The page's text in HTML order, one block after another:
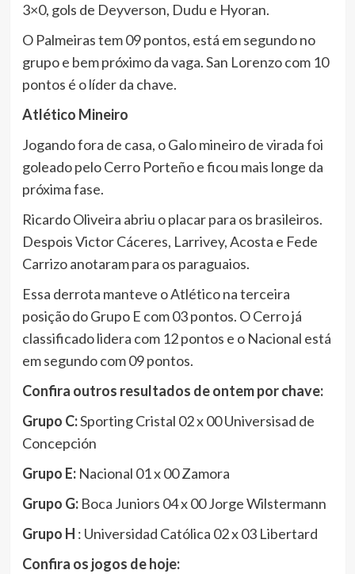
3×0, gols de Deyverson, Dudu e Hyoran.
O Palmeiras tem 09 pontos, está em segundo no
grupo e bem próximo da vaga. San Lorenzo com 10
pontos é o líder da chave.
Atlético Mineiro
Jogando fora de casa, o Galo mineiro de virada foi
goleado pelo Cerro Porteño e ficou mais longe da
próxima fase.
Ricardo Oliveira abriu o placar para os brasileiros.
Despois Victor Cáceres, Larrivey, Acosta e Fede
Carrizo anotaram para os paraguaios.
Essa derrota manteve o Atlético na terceira
posição do Grupo E com 03 pontos. O Cerro já
classificado lidera com 12 pontos e o Nacional está
em segundo com 09 pontos.
Confira outros resultados de ontem por chave:
Grupo C:Sporting Cristal 02 x 00 Universisad de
Concepción
Grupo E: Nacional 01 x 00 Zamora
Grupo G:Boca Juniors 04 x 00 Jorge Wilstermann
Grupo H : Universidad Católica 02 x 03 Libertard
Confira os jogos de hoje: